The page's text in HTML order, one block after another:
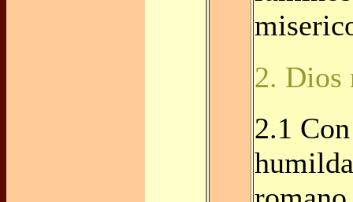
2. Dios
2.1